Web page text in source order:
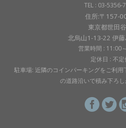
TEL : 03-5356-
住所:〒157-
東京都世田
北烏山1-13-22 伊藤
営業時間 : 11:00
定休日 : 不定
駐車場: 近隣のコインパーキングをご利
の道路沿いで積み下ろし